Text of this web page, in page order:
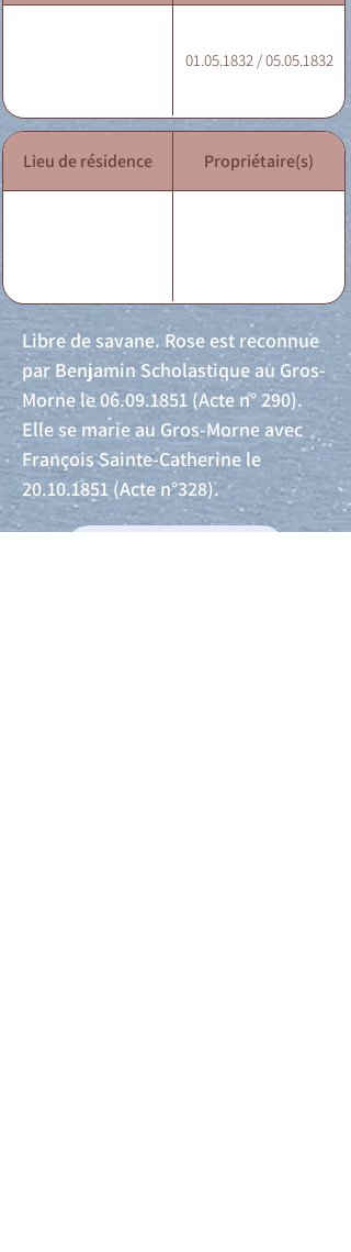
01.05.1832 / 05.05.1832
Lieu de résidence Propriétaire(s)
Libre de savane. Rose est reconnue
par Benjamin Scholastique au Gros-
Morne le06.09.1851 (Acte n° 290).
Elle se marie au Gros-Morne avec
François Sainte-Catherine le
20.10.1851 (Acte n°328).